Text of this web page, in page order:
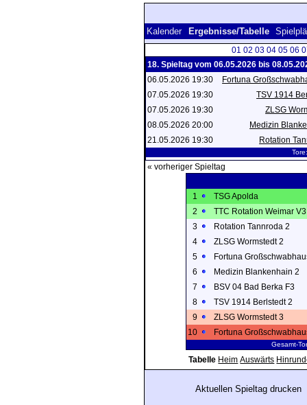
Kalender Ergebnisse/Tabelle
01 02 03 04 05 06
18. Spieltag vom 06.05.2026 bis
06.05.2026 19:30
Fortuna
07.05.2026 19:30
TSV 1914
07.05.2026 19:30
ZLSG
08.05.2026 20:00
Medizin
21.05.2026 19:30
Rotation
« vorheriger Spieltag
Tabelle Heim Auswärts
1
TSG Apolda
2
TTC Rotation Weimar V3
3
Rotation Tannroda 2
4
ZLSG Wormstedt 2
5
Fortuna
6
Medizin Blankenhain 2
7
BSV 04 Bad Berka F3
8
TSV 1914 Berlstedt 2
9
ZLSG Wormstedt 3
10
Fortuna
Gesamt-
Aktuellen Spieltag drucken